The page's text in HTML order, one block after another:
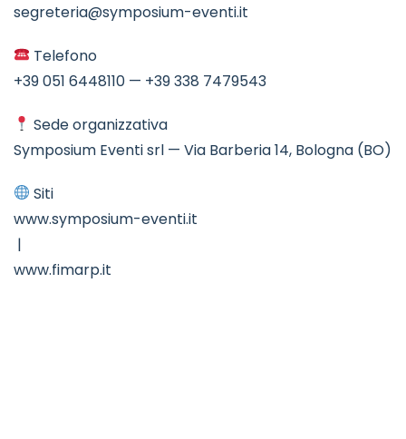
segreteria@symposium-eventi.it
Telefono
+39 051 6448110 — +39 338 7479543
Sede organizzativa
Symposium Eventi srl — Via Barberia 14, Bologna (BO)
Siti
www.symposium-eventi.it
|
www.fimarp.it